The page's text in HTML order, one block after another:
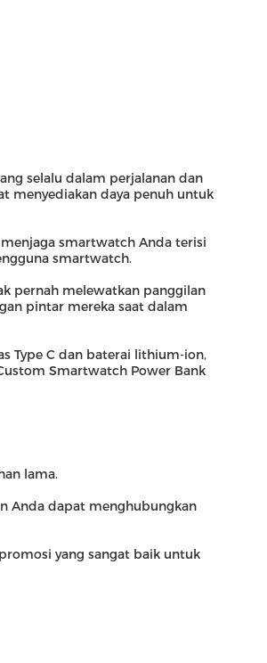
selalu dalam perjalanan dan
menyediakan daya penuh untuk
smartwatch Anda terisi
smartwatch.
pernah melewatkan panggilan
pintar mereka saat dalam
Type C dan baterai lithium-ion,
Smartwatch Power Bank
lama.
Anda dapat menghubungkan
yang sangat baik untuk